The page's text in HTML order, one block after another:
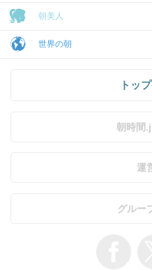
朝美人
世界の朝
トッ
朝時間
運
グルー